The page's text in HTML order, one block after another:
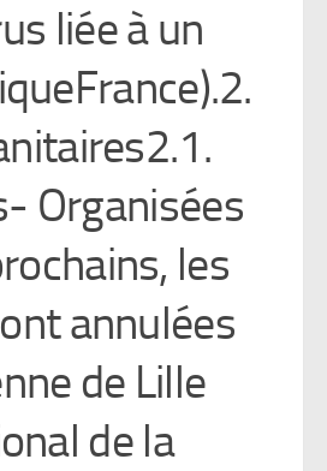
liée à un
Organisées
les
annulées
de Lille
de la